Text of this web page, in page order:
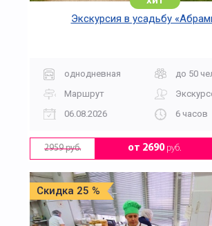
Экскурсия в усадьбу
однодневная
до 50
Маршрут
06.08.2026
6 часов
2959 руб. от 2690руб.
Скидка 25 %